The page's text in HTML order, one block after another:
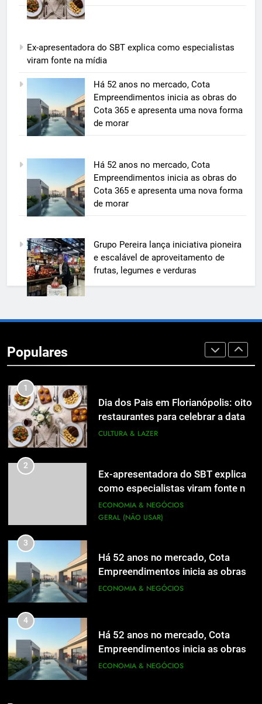
Ex-apresentadora do SBT explica como especialistas
viram fonte na mídia
Há 52 anos no mercado, Cota
Empreendimentos inicia as obras do
Cota 365 e apresenta uma nova forma
de morar
Há 52 anos no mercado, Cota
Empreendimentos inicia as obras do
Cota 365 e apresenta uma nova forma
de morar
Grupo Pereira lança iniciativa pioneira
e escalável de aproveitamento de
frutas, legumes e verduras
Populares
5
Grupo Pereira lança iniciativa
pioneira e escalável de
aproveitamento de frutas, legumes
ECONOMIA & NEGÓCIOS
BIM transforma a construção civil
e mostra na prática como reduzir
custos, evitar desperdícios e
ECONOMIA & NEGÓCIOS
A 6ª edição do Prêmio ACI OCESC
de Jornalismo está com as
inscrições abertas
UTILIDADE PÚBLICA
A 6ª edição do Prêmio ACI OCESC
de Jornalismo está com as
1
Dia dos Pais em Florianópolis: oito
restaurantes para celebrar a data
em família
CULTURA & LAZER
2
Ex-apresentadora do SBT explica
como especialistas viram fonte na
mídia
ECONOMIA & NEGÓCIOS
GERAL (NÃO USAR)
3
Há 52 anos no mercado, Cota
Empreendimentos inicia as obras
do Cota 365 e apresenta uma nova
ECONOMIA & NEGÓCIOS
4
Há 52 anos no mercado, Cota
Empreendimentos inicia as obras
do Cota 365 e apresenta uma nova
ECONOMIA & NEGÓCIOS
5